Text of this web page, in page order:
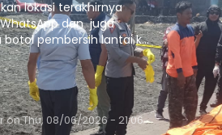
lokasi terakhirnya
dan juga
pembersih lantai ke
onThu, 08/06/2026 - 21:06